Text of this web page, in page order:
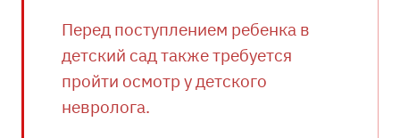
Перед поступлением ребенка в
детский сад также требуется
пройти осмотр у детского
невролога.